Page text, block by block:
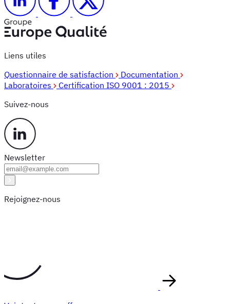
Liens utiles
Questionnaire de satisfaction
Documentation
Laboratoires
Certification ISO 9001 : 2015
Suivez-nous
Newsletter
Rejoignez-nous